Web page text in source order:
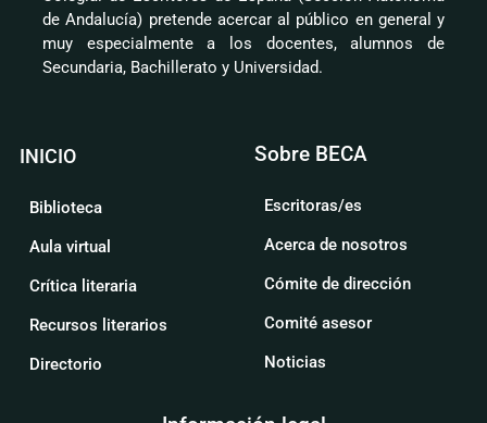
de Andalucía) pretende acercar al público en general y
muy especialmente a los docentes, alumnos de
Secundaria, Bachillerato y Universidad.
INICIO
Biblioteca
Aula virtual
Crítica literaria
Recursos literarios
Directorio
Sobre BECA
Escritoras/es
Acerca de nosotros
Cómite de dirección
Comité asesor
Noticias